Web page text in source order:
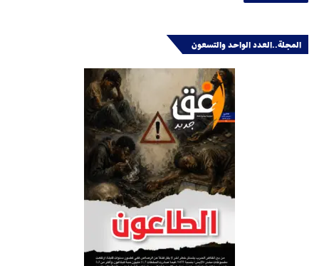
المجلة..العدد الواحد والتسعون